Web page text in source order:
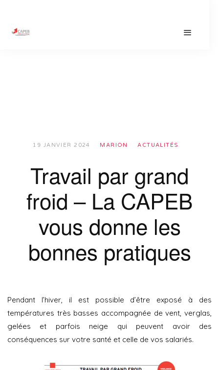
19 JANVIER 2024 MARION ACTUALITÉS
Travail par grand
froid – La CAPEB
vous donne les
bonnes pratiques
Pendant l’hiver, il est possible d’être exposé à des
températures très basses accompagnée de vent, verglas,
gelées et parfois neige qui peuvent avoir des
conséquences sur votre santé et celle de vos salariés.